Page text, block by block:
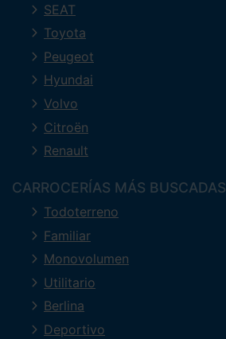
SEAT
Toyota
Peugeot
Hyundai
Volvo
Citroën
Renault
CARROCERÍAS MÁS BUSCADAS
Todoterreno
Familiar
Monovolumen
Utilitario
Berlina
Deportivo